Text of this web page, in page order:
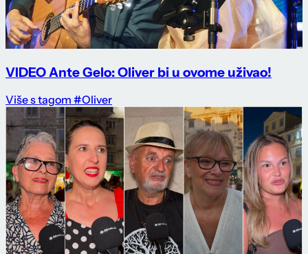
VIDEO Ante Gelo: Oliver bi u ovome uživao!
Više s tagom #Oliver